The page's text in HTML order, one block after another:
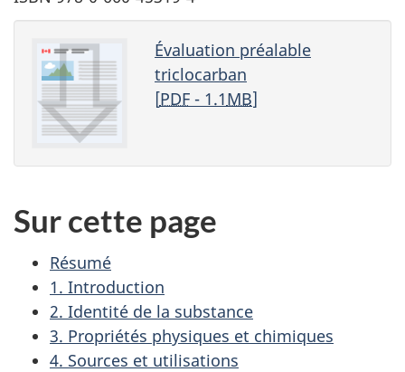
Évaluation préalable
triclocarban
[PDF- 1.1MB]
Sur cette page
Résumé
1. Introduction
2. Identité de la substance
3. Propriétés physiques et chimiques
4. Sources et utilisations